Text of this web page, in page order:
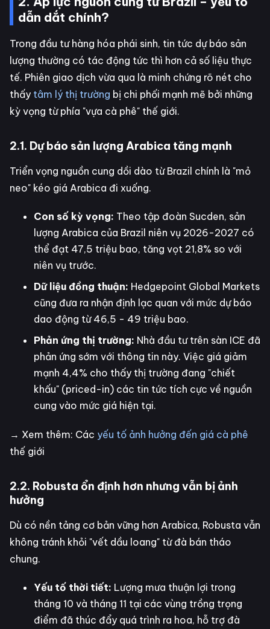
dẫn dắt chính?
Trong đầu tư hàng hóa phái sinh, tin tức dự báo sản
lượng thường có tác động tức thì hơn cả số liệu thực
tế. Phiên giao dịch vừa qua là minh chứng rõ nét cho
thấy tâm lý thị trường bị chi phối mạnh mẽ bởi những
kỳ vọng từ phía "vựa cà phê" thế giới.
2.1. Dự báo sản lượng Arabica tăng mạnh
Triển vọng nguồn cung dồi dào từ Brazil chính là "mỏ
neo" kéo giá Arabica đi xuống.
Con số kỳ vọng: Theo tập đoàn Sucden, sản
lượng Arabica của Brazil niên vụ 2026-2027 có
thể đạt 47,5 triệu bao, tăng vọt 21,8% so với
niên vụ trước.
Dữ liệu đồng thuận: Hedgepoint Global Markets
cũng đưa ra nhận định lạc quan với mức dự báo
dao động từ 46,5 - 49 triệu bao.
Phản ứng thị trường: Nhà đầu tư trên sàn ICE đã
phản ứng sớm với thông tin này. Việc giá giảm
mạnh 4,4% cho thấy thị trường đang "chiết
khấu" (priced-in) các tin tức tích cực về nguồn
cung vào mức giá hiện tại.
→ Xem thêm: Các yếu tố ảnh hưởng đến giá cà phê
thế giới
2.2. Robusta ổn định hơn nhưng vẫn bị ảnh
hưởng
Dù có nền tảng cơ bản vững hơn Arabica, Robusta vẫn
không tránh khỏi "vết dầu loang" từ đà bán tháo
chung.
Yếu tố thời tiết: Lượng mưa thuận lợi trong
tháng 10 và tháng 11 tại các vùng trồng trọng
điểm đã thúc đẩy quá trình ra hoa, hỗ trợ đà